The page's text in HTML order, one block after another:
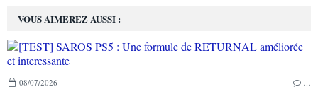
VOUS AIMEREZ AUSSI :
08/07/2026